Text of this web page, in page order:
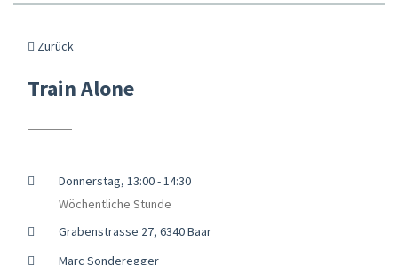
Zurück
Train Alone
Donnerstag, 13:00 - 14:30
Wöchentliche Stunde
Grabenstrasse 27, 6340 Baar
Marc Sonderegger